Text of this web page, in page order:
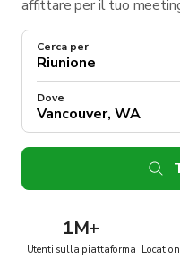
affittare per il tuo
Cerca per
Dove
1M+
Utenti sulla piattaforma